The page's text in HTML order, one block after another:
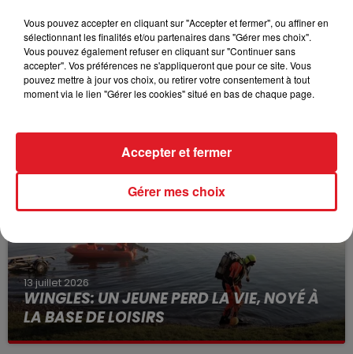
15 juillet 2026
BÉTHUNE: ENQUÊTE POUR HOMICIDE
à des prostituées
13 juillet 2026
WINGLES: UN JEUNE PERD LA VIE, NOYÉ À
LA BASE DE LOISIRS
La victime a coulé à pic
Vous pouvez accepter en cliquant sur "Accepter et fermer", ou affiner en
sélectionnant les finalités et/ou partenaires dans "Gérer mes choix".
Vous pouvez également refuser en cliquant sur "Continuer sans
accepter". Vos préférences ne s'appliqueront que pour ce site. Vous
pouvez mettre à jour vos choix, ou retirer votre consentement à tout
moment via le lien "Gérer les cookies" situé en bas de chaque page.
Gérer mes choix
Accepter et fermer